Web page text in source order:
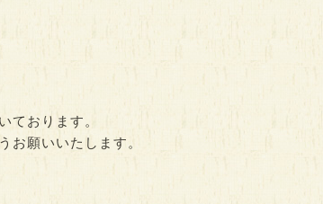
ております。
お願いいたします。